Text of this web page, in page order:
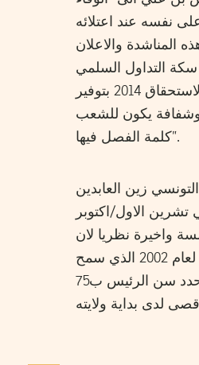
نفسه عند اعتلائه
المناشدة والاعلان
التداول السلمي
على الحكم وتهيئتها لاستحقاق 2014 بتوفير
يكون للشعب
كلمة الفصل فيها”.
زين العابدين
في تشرين الاول/اكتوبر
واخيرة نظريا لان
التعديل الدستوري لعام 2002 الذي سمح
بالولايات المتتالية حدد سن الرئيس ب75
لدى بداية ولايته